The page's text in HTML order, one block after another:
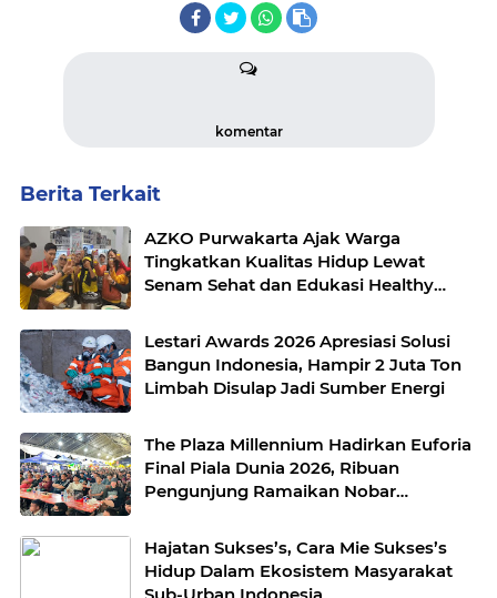
komentar
Berita Terkait
AZKO Purwakarta Ajak Warga
Tingkatkan Kualitas Hidup Lewat
Senam Sehat dan Edukasi Healthy
Lestari Awards 2026 Apresiasi Solusi
Bangun Indonesia, Hampir 2 Juta Ton
Limbah Disulap Jadi Sumber Energi
The Plaza Millennium Hadirkan Euforia
Final Piala Dunia 2026, Ribuan
Pengunjung Ramaikan Nobar
Hajatan Sukses’s, Cara Mie Sukses’s
Hidup Dalam Ekosistem Masyarakat